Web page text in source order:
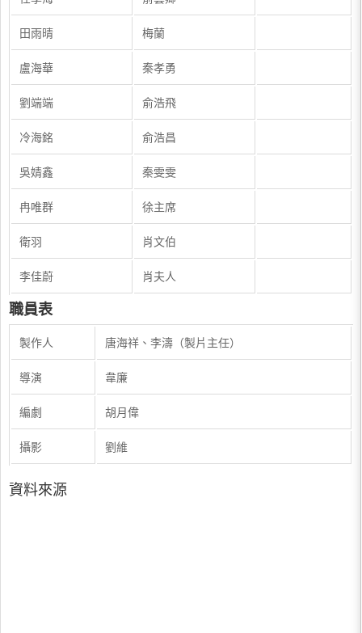
田雨晴 梅蘭
盧海華 秦孝勇
劉端端 俞浩飛
冷海銘 俞浩昌
吳婧鑫 秦雯雯
冉唯群 徐主席
衛羽 肖文伯
李佳蔚 肖夫人
職員表
製作人 唐海祥、李濤（製片主任）
導演 韋廉
編劇 胡月偉
攝影 劉維
資料來源